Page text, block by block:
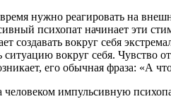
нужно реагировать на
психопат начинает эти
создавать вокруг себя
ситуацию вокруг себя. Чувство
его обычная фраза: «А
человеком импульсивную